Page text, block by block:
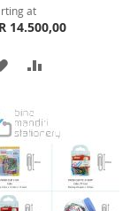
at
14.500,00
ADD
WISH
LIST
COMPARE